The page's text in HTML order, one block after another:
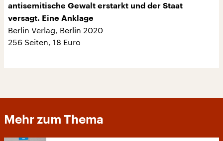
antisemitische Gewalt erstarkt und der Staat
versagt. Eine Anklage
Berlin Verlag, Berlin 2020
256 Seiten, 18 Euro
Mehr zum Thema